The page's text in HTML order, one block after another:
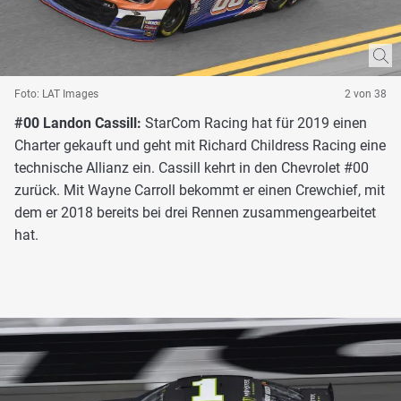
Foto: LAT Images 2 von 38
#00 Landon Cassill: StarCom Racing hat für 2019 einen
Charter gekauft und geht mit Richard Childress Racing eine
technische Allianz ein. Cassill kehrt in den Chevrolet #00
zurück. Mit Wayne Carroll bekommt er einen Crewchief, mit
dem er 2018 bereits bei drei Rennen zusammengearbeitet
hat.